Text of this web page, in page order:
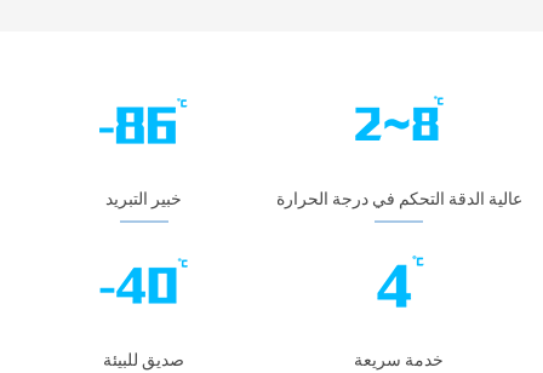
خبير التبريد عالية الدقة التحكم في درجة الحرارة
صديق للبيئة خدمة سريعة